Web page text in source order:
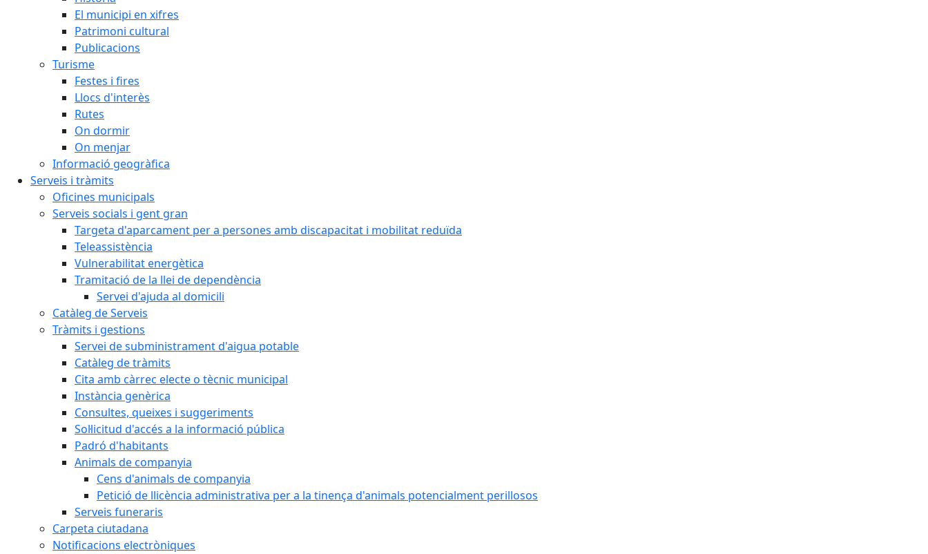
El municipi en xifres
Patrimoni cultural
Publicacions
Turisme
Festes i fires
Llocs d'interès
Rutes
On dormir
On menjar
Informació geogràfica
Serveis i tràmits
Oficines municipals
Serveis socials i gent gran
Targeta d'aparcament per a persones amb discapacitat i mobilitat reduïda
Teleassistència
Vulnerabilitat energètica
Tramitació de la llei de dependència
Servei d'ajuda al domicili
Catàleg de Serveis
Tràmits i gestions
Servei de subministrament d'aigua potable
Catàleg de tràmits
Cita amb càrrec electe o tècnic municipal
Instància genèrica
Consultes, queixes i suggeriments
Sol·licitud d'accés a la informació pública
Padró d'habitants
Animals de companyia
Cens d'animals de companyia
Petició de llicència administrativa per a la tinença d'animals potencialment perillosos
Serveis funeraris
Carpeta ciutadana
Notificacions electròniques